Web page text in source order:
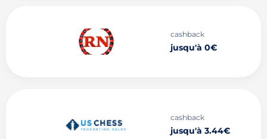
cashback
jusqu'à 0€
cashback
jusqu'à 3.44€